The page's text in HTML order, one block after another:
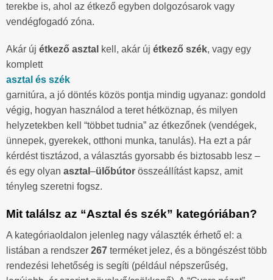
terekbe is, ahol az étkező egyben dolgozósarok vagy
vendégfogadó zóna.
Akár új étkező asztal kell, akár új étkező szék, vagy egy
komplett
asztal és szék
garnitúra, a jó döntés közös pontja mindig ugyanaz: gondold
végig, hogyan használod a teret hétköznap, és milyen
helyzetekben kell “többet tudnia” az étkezőnek (vendégek,
ünnepek, gyerekek, otthoni munka, tanulás). Ha ezt a pár
kérdést tisztázod, a választás gyorsabb és biztosabb lesz –
és egy olyan asztal –ülőbútor összeállítást kapsz, amit
tényleg szeretni fogsz.
Mit találsz az “Asztal és szék” kategóriában?
A kategóriaoldalon jelenleg nagy választék érhető el: a
listában a rendszer 267 terméket jelez, és a böngészést több
rendezési lehetőség is segíti (például népszerűség,